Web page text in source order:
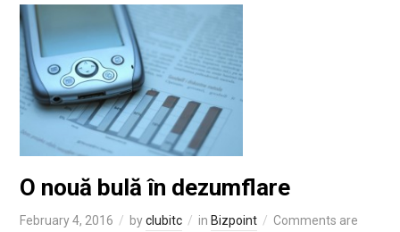
O nouă bulă în dezumflare
February 4, 2016 byclubitc in Bizpoint
Comments are